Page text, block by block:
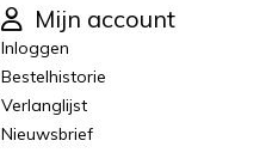
Mijn account
Inloggen
Bestelhistorie
Verlanglijst
Nieuwsbrief